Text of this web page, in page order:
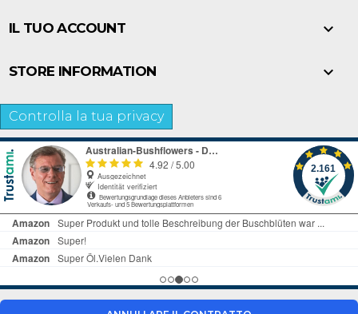
IL TUO ACCOUNT 
STORE INFORMATION 
Controlla la tua privacy